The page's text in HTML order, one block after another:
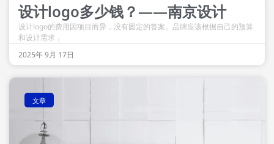
设计logo多少钱？——南京设计
设计logo的费用因项目而异，没有固定的答案。品牌应该根据自己的预算
和设计需求，
2025年 9月 17日
文章